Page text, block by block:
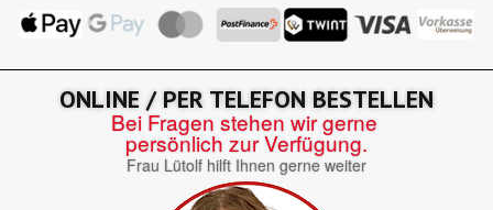
ONLINE / PER TELEFON BESTELLEN
Bei Fragen stehen wir gerne
persönlich zur Verfügung.
Frau Lütolf hilft Ihnen gerne weiter